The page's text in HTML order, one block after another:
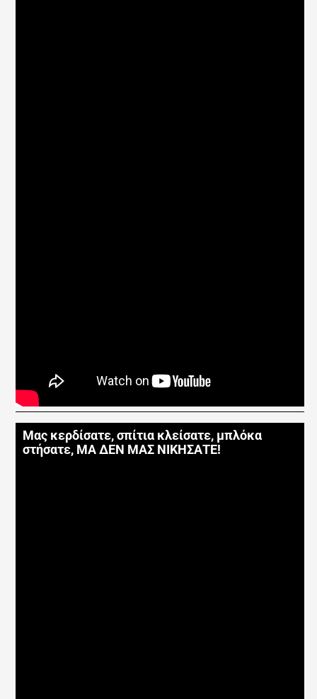
Μας κερδίσατε, σπίτια κλείσατε, μπλόκα
στήσατε, ΜΑ ΔΕΝ ΜΑΣ ΝΙΚΗΣΑΤΕ!